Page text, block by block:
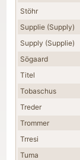
Stöhr
Supplie (Supply)
Supply (Supplie)
Sögaard
Titel
Tobaschus
Treder
Trommer
Trresi
Tuma